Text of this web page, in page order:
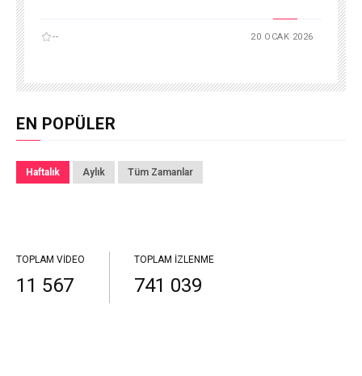
-- 20 OCAK 2026
EN POPÜLER
Haftalık Aylık Tüm Zamanlar
TOPLAM VIDEO
11 567
TOPLAM İZLENME
741 039